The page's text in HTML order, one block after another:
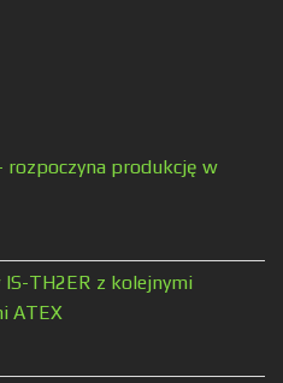
rozpoczyna produkcję w
TH2ER z kolejnymi
ATEX